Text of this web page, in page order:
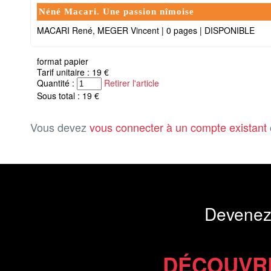
Néné Macari. Une passion nîmoise
MACARI René, MEGER Vincent | 0 pages | DISPONIBLE
format papier
Tarif unitaire : 19 €
Quantité :
Retirer l'article
Sous total : 19 €
Vous devez vous connecter à un compte existant